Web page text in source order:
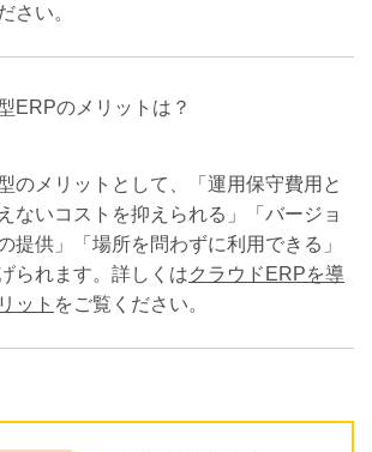
さい。
ERPのメリットは？
のメリットとして、「運用保守費用と
ないコストを抑えられる」「バージョ
提供」「場所を問わずに利用できる」
られます。詳しくはクラウドERPを導
ット をご覧ください。